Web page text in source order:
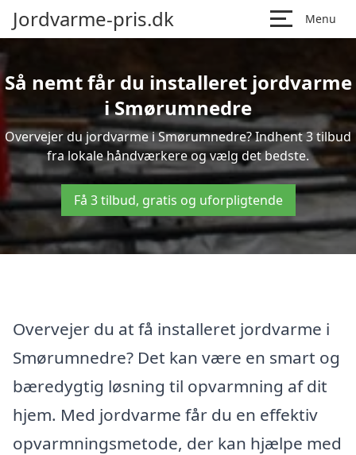
Jordvarme-pris.dk Menu
Så nemt får du installeret jordvarme
i Smørumnedre
Overvejer du jordvarme i Smørumnedre? Indhent 3 tilbud
fra lokale håndværkere og vælg det bedste.
Få 3 tilbud, gratis og uforpligtende
Overvejer du at få installeret jordvarme i
Smørumnedre? Det kan være en smart og
bæredygtig løsning til opvarmning af dit
hjem. Med jordvarme får du en effektiv
opvarmningsmetode, der kan hjælpe med